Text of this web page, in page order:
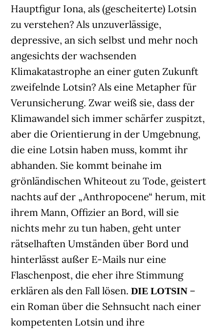
Hauptfigur Iona, als (gescheiterte) Lotsin
zu verstehen? Als unzuverlässige,
depressive, an sich selbst und mehr noch
angesichts der wachsenden
Klimakatastrophe an einer guten Zukunft
zweifelnde Lotsin? Als eine Metapher für
Verunsicherung. Zwar weiß sie, dass der
Klimawandel sich immer schärfer zuspitzt,
aber die Orientierung in der Umgebnung,
die eine Lotsin haben muss, kommt ihr
abhanden. Sie kommt beinahe im
grönländischen Whiteout zu Tode, geistert
nachts auf der „Anthropocene“ herum, mit
ihrem Mann, Offizier an Bord, will sie
nichts mehr zu tun haben, geht unter
rätselhaften Umständen über Bord und
hinterlässt außer E-Mails nur eine
Flaschenpost, die eher ihre Stimmung
erklären als den Fall lösen.DIE LOTSIN–
ein Roman über die Sehnsucht nach einer
kompetenten Lotsin und ihre